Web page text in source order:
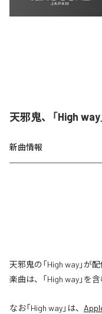
天邪鬼、「High
新曲情報
天邪鬼の「High way」が
楽曲は、「High way」を
なお「High way」は、